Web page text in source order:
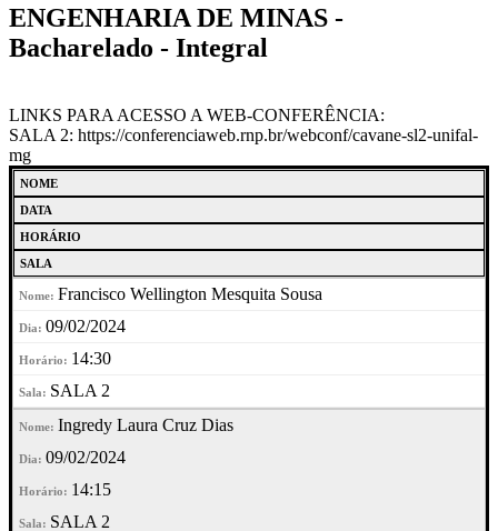
ENGENHARIA DE MINAS -
Bacharelado - Integral
LINKS PARA ACESSO A WEB-CONFERÊNCIA:
SALA 2: https://conferenciaweb.rnp.br/webconf/cavane-sl2-unifal-
mg
NOME
DATA
HORÁRIO
SALA
Francisco Wellington Mesquita Sousa
09/02/2024
14:30
SALA 2
Ingredy Laura Cruz Dias
09/02/2024
14:15
SALA 2